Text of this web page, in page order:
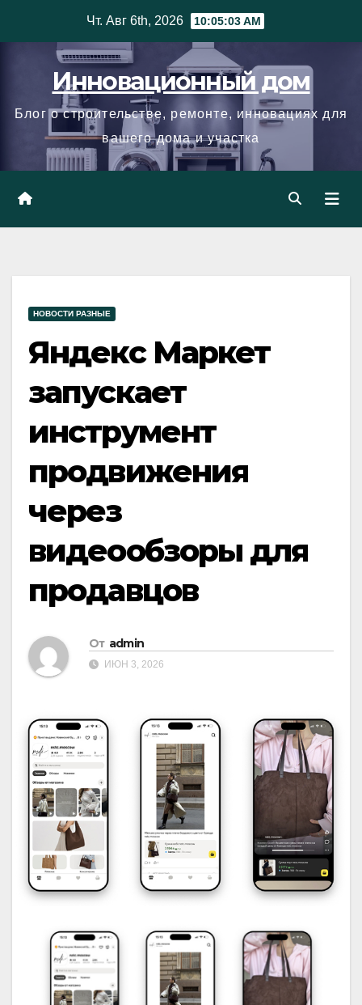
Чт. Авг 6th, 2026 10:05:04 AM
Инновационный дом
Блог о строительстве, ремонте, инновациях для
вашего дома и участка
НОВОСТИ РАЗНЫЕ
Яндекс Маркет
запускает
инструмент
продвижения
через
видеообзоры для
продавцов
От admin
ИЮН 3, 2026